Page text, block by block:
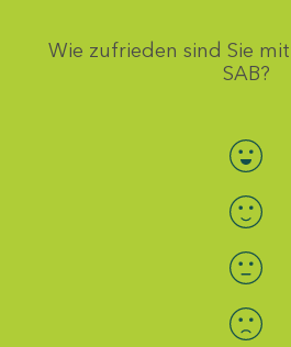
Wie zufrieden sind Sie
SAB?